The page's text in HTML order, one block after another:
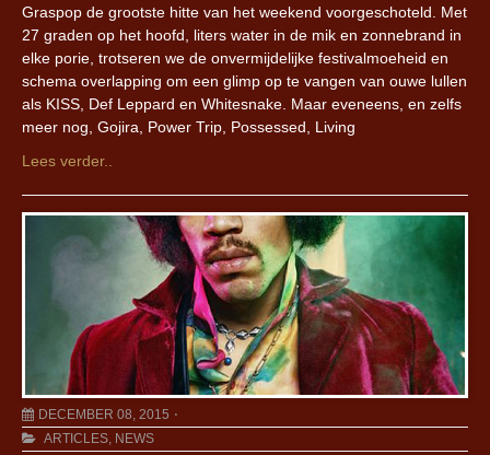
Graspop de grootste hitte van het weekend voorgeschoteld. Met
27 graden op het hoofd, liters water in de mik en zonnebrand in
elke porie, trotseren we de onvermijdelijke festivalmoeheid en
schema overlapping om een glimp op te vangen van ouwe lullen
als KISS, Def Leppard en Whitesnake. Maar eveneens, en zelfs
meer nog, Gojira, Power Trip, Possessed, Living
Lees verder..
DECEMBER 08, 2015
ARTICLES, NEWS